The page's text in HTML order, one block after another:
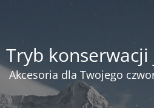
Tryb konserwacji
Akcesoria dla Twojego